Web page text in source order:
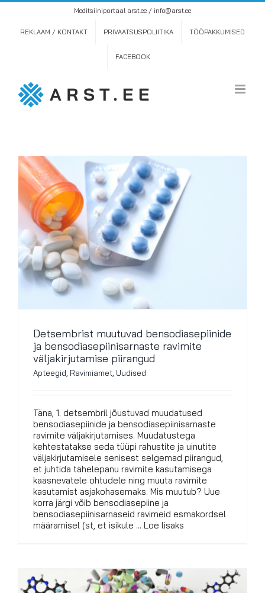
Skip
content
Meditsiiniportaal arst.ee / info@arst.ee
REKLAAM / KONTAKT PRIVAATSUSPOLIITIKA TÖÖPAKKUMISED
FACEBOOK
Detsembrist muutuvad bensodiasepiinide
ja bensodiasepiinisarnaste ravimite
väljakirjutamise piirangud
Apteegid Ravimiamet Uudised
Täna, 1. detsembril jõustuvad muudatused
bensodiasepiinide ja bensodiasepiinisarnaste
ravimite väljakirjutamises. Muudatustega
kehtestatakse seda tüüpi rahustite ja uinutite
väljakirjutamisele senisest selgemad piirangud,
et juhtida tähelepanu ravimite kasutamisega
kaasnevatele ohtudele ning muuta ravimite
kasutamist asjakohasemaks. Mis muutub? Uue
korra järgi võib bensodiasepiine ja
bensodiasepiinisarnaseid ravimeid esmakordsel
määramisel (st, et isikule ... Loe lisaks